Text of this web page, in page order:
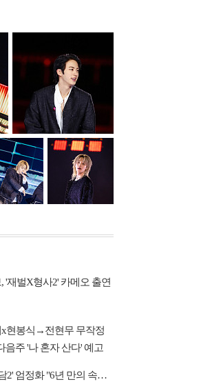
'재벌X형사2' 카메오 출연
x현봉식→전현무 무작정
음주 '나 혼자 산다' 예고
[비즈 스타] '오케이 마담2' 엄정화 "6년 만의 속편 제작, 하늘의 뜻"(인터뷰)